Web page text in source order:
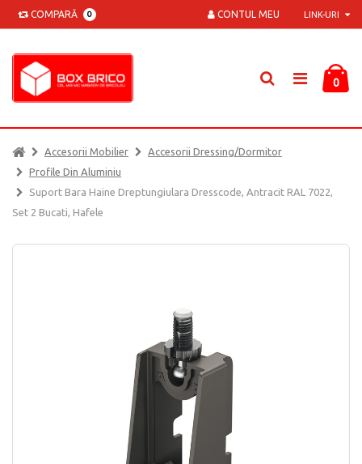
COMPARĂ 0 LINK-URI
CONTUL MEU
0
Accesorii Mobilier
Accesorii Dressing/dormitor
Profile Din Aluminiu
Suport Bara Haine Dreptungiulara Dresscode, Antracit RAL 7022,
Set 2 Bucati, Hafele